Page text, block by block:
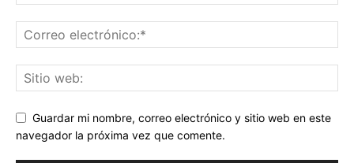
Guardar mi nombre, correo electrónico y sitio web en este
navegador la próxima vez que comente.